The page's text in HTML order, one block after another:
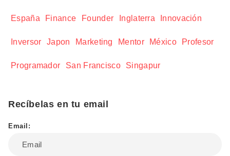
España Finance Founder Inglaterra Innovación
Inversor Japon Marketing Mentor México Profesor
Programador San Francisco Singapur
Recíbelas en tu email
Email: